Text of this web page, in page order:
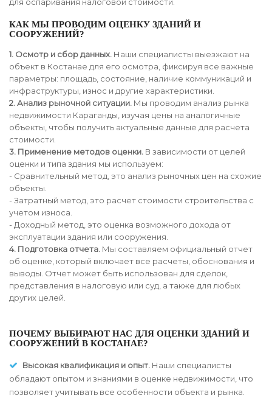
для оспаривания налоговой стоимости.
КАК МЫ ПРОВОДИМ ОЦЕНКУ ЗДАНИЙ И
СООРУЖЕНИЙ?
1. Осмотр и сбор данных. Наши специалисты выезжают на
объект в Костанае для его осмотра, фиксируя все важные
параметры: площадь, состояние, наличие коммуникаций и
инфраструктуры, износ и другие характеристики.
2. Анализ рыночной ситуации. Мы проводим анализ рынка
недвижимости Караганды, изучая цены на аналогичные
объекты, чтобы получить актуальные данные для расчета
стоимости.
3. Применение методов оценки. В зависимости от целей
оценки и типа здания мы используем:
- Сравнительный метод, это анализ рыночных цен на схожие
объекты.
- Затратный метод, это расчет стоимости строительства с
учетом износа.
- Доходный метод, это оценка возможного дохода от
эксплуатации здания или сооружения.
4. Подготовка отчета. Мы составляем официальный отчет
об оценке, который включает все расчеты, обоснования и
выводы. Отчет может быть использован для сделок,
представления в налоговую или суд, а также для любых
других целей.
ПОЧЕМУ ВЫБИРАЮТ НАС ДЛЯ ОЦЕНКИ ЗДАНИЙ И
СООРУЖЕНИЙ В КОСТАНАЕ?
Высокая квалификация и опыт. Наши специалисты
обладают опытом и знаниями в оценке недвижимости, что
позволяет учитывать все особенности объекта и рынка.